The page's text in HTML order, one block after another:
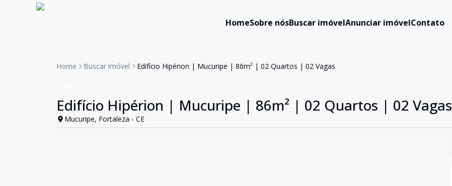
HomeSobre nósBuscar imóvelAnunciar imóvelContato
Home Buscar imóvel Edifício Hipérion | Mucuripe | 86m² | 02 Quartos | 02 Vagas
Edifício Hipérion | Mucuripe | 86m² | 02 Quartos | 02 Vagas
Mucuripe, Fortaleza - CE